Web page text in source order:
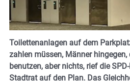
Toilettenanlagen auf dem
zahlen müssen, Männer
benutzen, aber nichts, rief die
Stadtrat auf den Plan. Das